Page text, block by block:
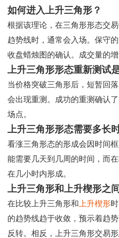
如何进入上升三角形？
根据该理论，在三角形形态交
趋势线时，通常会入场。保守
收盘蜡烛图的确认。成交量的
上升三角形形态重新测试
当价格突破三角形后，短暂回
会出现重测。成功的重测确认
场点。
上升三角形形态需要多长
看涨三角形态的形成会因时间
能需要几天到几周的时间，而
在几小时内形成。
上升三角形和上升楔形之
在比较上升三角形和 上升楔形
的趋势线趋于收敛，预示着趋
反转。相反，上升三角形交易